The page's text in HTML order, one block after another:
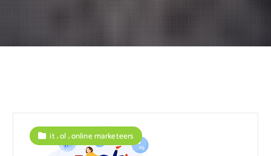
it,ol,online marketeers